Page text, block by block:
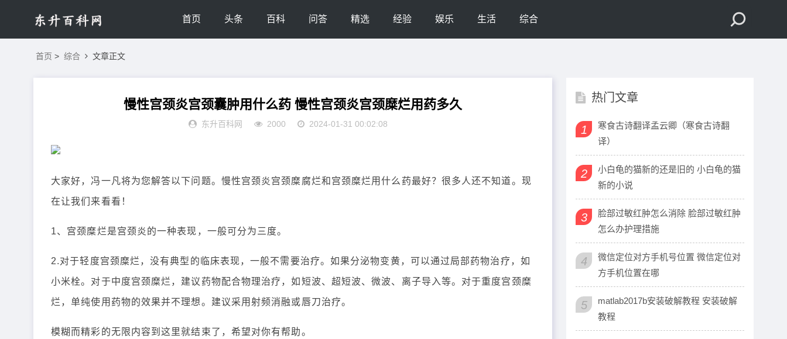
首页 头条 百科 问答 精选 经验 娱乐 生活 综合
首页 > 综合 文章正文
慢性宫颈炎宫颈囊肿用什么药 慢性宫颈炎宫颈糜烂用药多久
东升百科网 2000 2024-01-31 00:02:08
大家好，冯一凡将为您解答以下问题。慢性宫颈炎宫颈糜腐烂和宫颈糜烂用什么药最好？很多人还不知道。现
在让我们来看看！
1、宫颈糜烂是宫颈炎的一种表现，一般可分为三度。
2.对于轻度宫颈糜烂，没有典型的临床表现，一般不需要治疗。如果分泌物变黄，可以通过局部药物治疗，如
小米栓。对于中度宫颈糜烂，建议药物配合物理治疗，如短波、超短波、微波、离子导入等。对于重度宫颈糜
烂，单纯使用药物的效果并不理想。建议采用射频消融或唇刀治疗。
模糊而精彩的无限内容到这里就结束了，希望对你有帮助。
热门文章
1
寒食古诗翻译孟云卿（寒食古诗翻
译）
2
小白龟的猫新的还是旧的 小白龟的猫
新的小说
3
脸部过敏红肿怎么消除 脸部过敏红肿
怎么办护理措施
4
微信定位对方手机号位置 微信定位对
方手机位置在哪
5
matlab2017b安装破解教程 安装破解
教程